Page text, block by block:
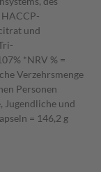
und
*NRV % =
Verzehrsmenge
Personen
Jugendliche und
= 146,2 g